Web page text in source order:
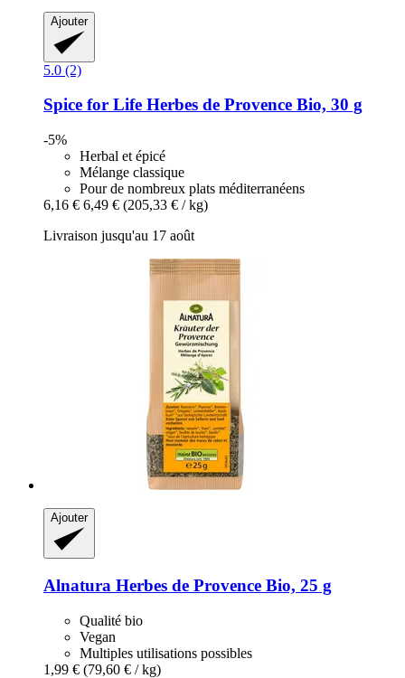
Ajouter
5.0 (2)
Spice for Life Herbes de Provence Bio, 30 g
-5%
Herbal et épicé
Mélange classique
Pour de nombreux plats méditerranéens
6,16 € 6,49 € (205,33 € / kg)
Livraison jusqu'au 17 août
Ajouter
Alnatura Herbes de Provence Bio, 25 g
Qualité bio
Vegan
Multiples utilisations possibles
1,99 € (79,60 € / kg)